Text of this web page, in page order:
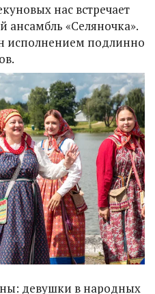
нас встречает
«Селяночка».
исполнением подлинно
девушки в народных